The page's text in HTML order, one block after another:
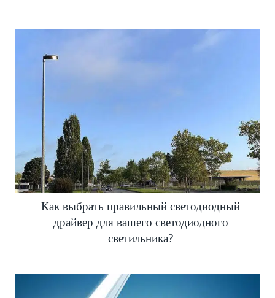
Как выбрать правильный светодиодный
драйвер для вашего светодиодного
светильника?